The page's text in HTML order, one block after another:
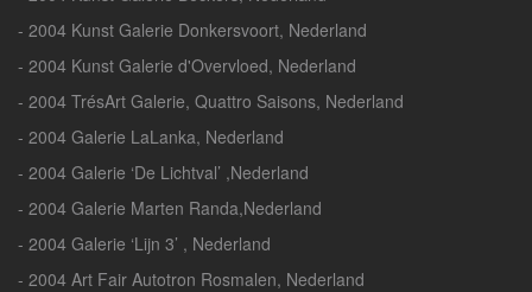
- 2004 Kunst Galerie Donkersvoort, Nederland
- 2004 Kunst Galerie d'Overvloed, Nederland
- 2004 TrésArt Galerie, Quattro Saisons, Nederland
- 2004 Galerie LaLanka, Nederland
- 2004 Galerie ‘De Lichtval’ ,Nederland
- 2004 Galerie Marten Randa,Nederland
- 2004 Galerie ‘Lijn 3’ , Nederland
- 2004 Art Fair Autotron Rosmalen, Nederland